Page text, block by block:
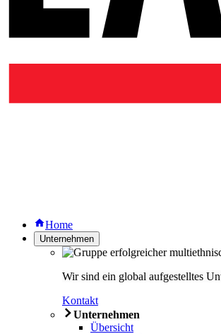
Home
Unternehmen
Wir sind ein global aufgestelltes
Kontakt
Unternehmen
Übersicht